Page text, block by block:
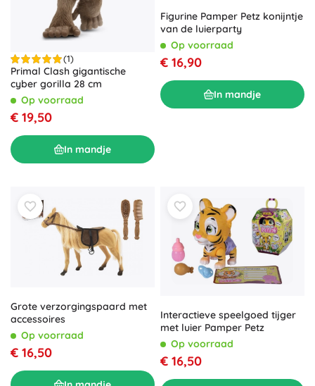
(1)
Primal Clash gigantische
cyber gorilla 28 cm
Op voorraad
€ 19,50
In mandje
Figurine Pamper Petz konijntje
van de luierparty
Op voorraad
€ 16,90
In mandje
Grote verzorgingspaard met
accessoires
Op voorraad
€ 16,50
Interactieve speelgoed tijger
met luier Pamper Petz
Op voorraad
€ 16,50